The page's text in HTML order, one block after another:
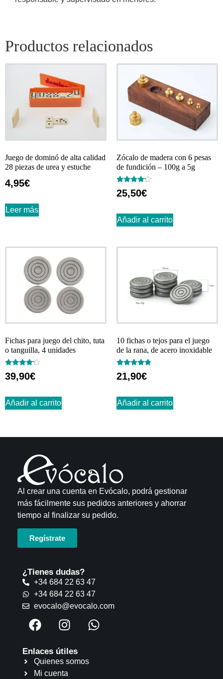
Productos relacionados
Juego de dominó de alta calidad
28 piezas de urea y estuche
4,95€
Leer más
Zócalo de madera con 6 pesas
de fundición – 100g a 5g
Valorado
con
25,50€
Añadir al carrito
Fichas para juego del chito, tuta
o tanguilla, 4 unidades
Valorado
con
39,90€
Añadir al carrito
10 fichas o tejos para el juego
de la rana, de acero inoxidable
Valorado
con
21,90€
Añadir al carrito
Al crear una cuenta en Evócalo, podrá gestionar
más fácilmente sus pedidos anteriores y ahorrar
tiempo al finalizar su pedido.
Regístrate
¿Tienes dudas?
+34 684 22 63 47
+34 684 22 63 47
evocalo@evocalo.com
Enlaces útiles
Quienes somos
Mi cuenta